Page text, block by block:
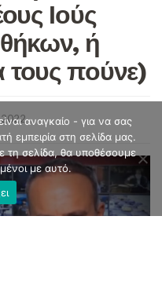
Ιούς
ή
πούνε)
2022αναγκαίο - για να σας
εμπειρία στη σελίδα μας.
τη σελίδα, θα υποθέσουμε
με αυτό.